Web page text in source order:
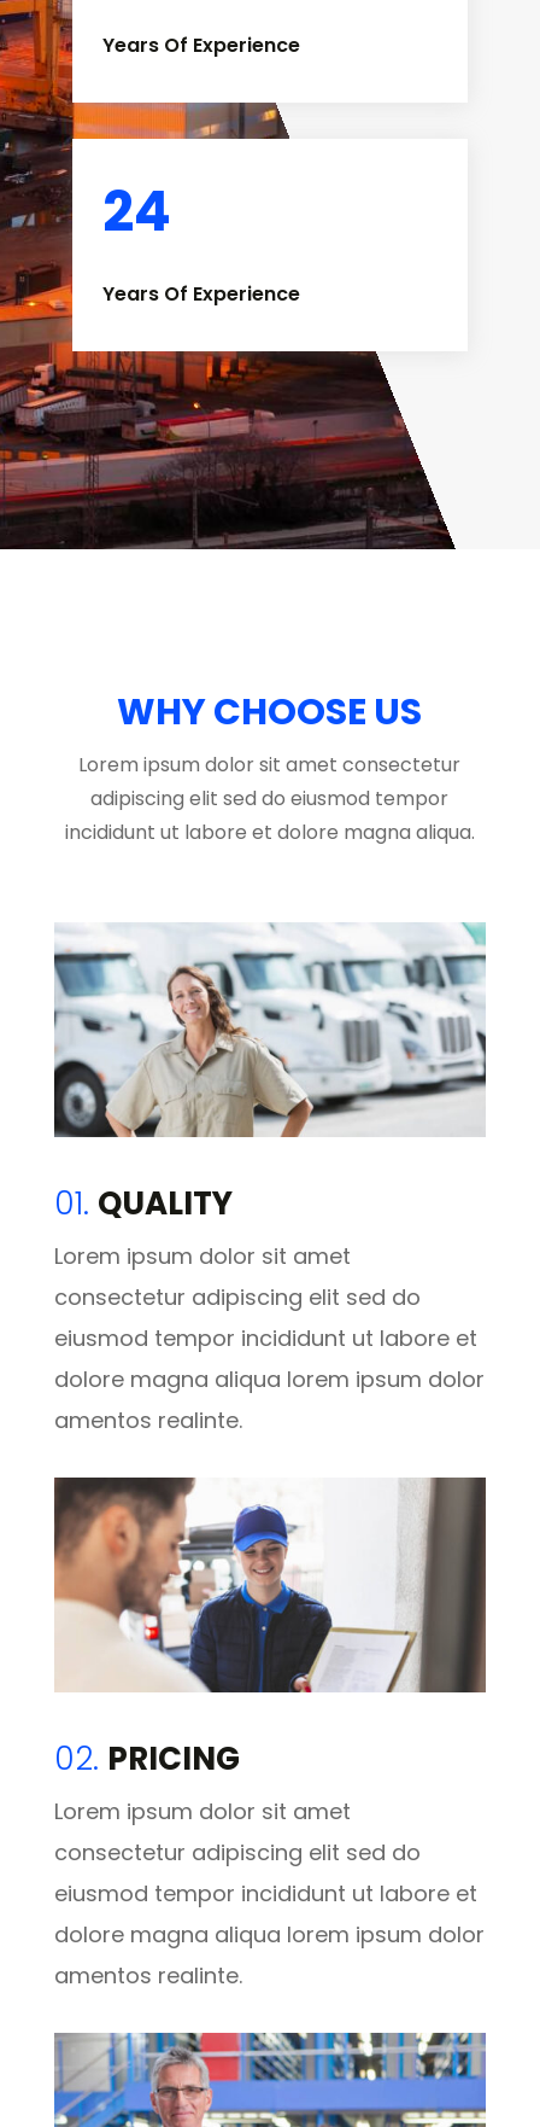
Years Of Experience
24
Years Of Experience
WHY CHOOSE US
Lorem ipsum dolor sit amet consectetur
adipiscing elit sed do eiusmod tempor
incididunt ut labore et dolore magna aliqua.
01. QUALITY
Lorem ipsum dolor sit amet
consectetur adipiscing elit sed do
eiusmod tempor incididunt ut labore et
dolore magna aliqua lorem ipsum dolor
amentos realinte.
02. PRICING
Lorem ipsum dolor sit amet
consectetur adipiscing elit sed do
eiusmod tempor incididunt ut labore et
dolore magna aliqua lorem ipsum dolor
amentos realinte.